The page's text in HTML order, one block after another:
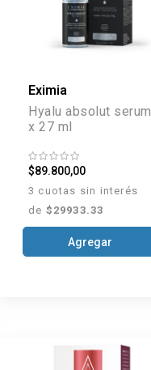
Eximia
Hyalu absolut serum
x 27 ml
$89.800,00
3 cuotas sin interés
de $29933.33
Agregar